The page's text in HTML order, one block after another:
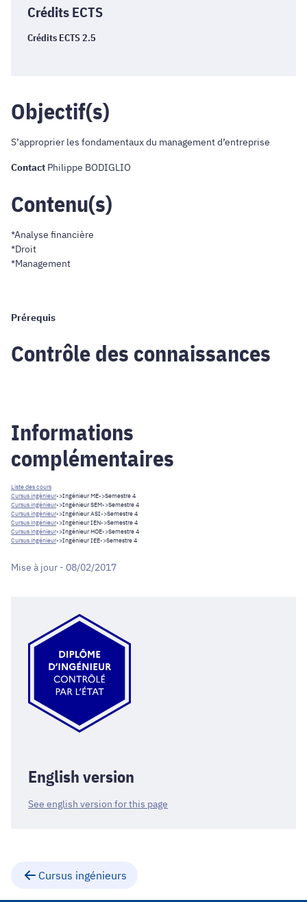
Crédits ECTS
Crédits ECTS 2.5
Objectif(s)
S’approprier les fondamentaux du management d’entreprise
Contact Philippe BODIGLIO
Contenu(s)
*Analyse financière
*Droit
*Management
Prérequis
Contrôle des connaissances
Informations
complémentaires
Liste des cours
Cursus ingénieur->Ingénieur ME->Semestre 4
Cursus ingénieur->Ingénieur SEM->Semestre 4
Cursus ingénieur->Ingénieur ASI->Semestre 4
Cursus ingénieur->Ingénieur IEN->Semestre 4
Cursus ingénieur->Ingénieur HOE->Semestre 4
Cursus ingénieur->Ingénieur IEE->Semestre 4
Mise à jour - 08/02/2017
English version
See english version for this page
Cursus ingénieurs